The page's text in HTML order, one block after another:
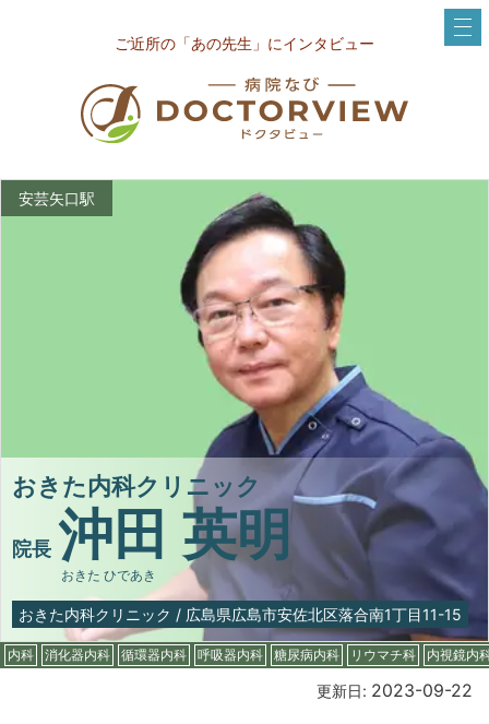
ご近所の「あの先生」にインタビュー
安芸矢口駅
おきた内科クリニック
院長 沖田 英明
おきた ひであき
おきた内科クリニック / 広島県広島市安佐北区落合南1丁目11-15
内科 消化器内科 循環器内科 呼吸器内科 糖尿病内科 リウマチ科 内視鏡内
更新日: 2023-09-22